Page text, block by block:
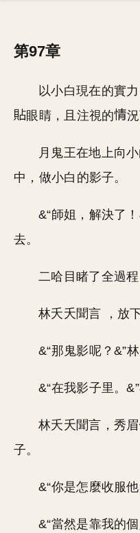
第97章
以小白現在的實
眼睛，且注視的
月鬼王在地上向
中，做小白的影子。
&“師姐，解決了
去。
二哈目睹了全過程
林夭夭聞言 ，放
&“那鬼影呢？&”
&“在我影子里。
林夭夭聞言，秀
子。
&“你是怎麼收服
&“當然是靠我的